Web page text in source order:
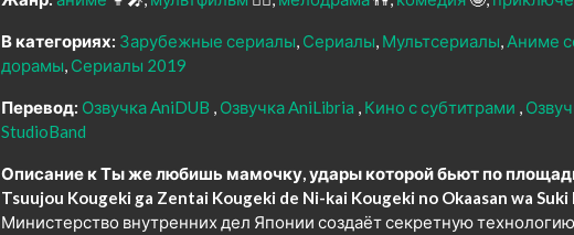
В категориях: Зарубежные сериалы Сериалы Мультсериалы Аниме
дорамы Сериалы 2019
Перевод: Озвучка AniDUB Озвучка AniLibria Кино с субтитрами
StudioBand
Описание к Ты же любишь мамочку, удары которой бьют по
Tsuujou Kougeki ga Zentai Kougeki de Ni-kai Kougeki no Okaasan wa Suki
Министерство внутренних дел Японии создаёт секретную